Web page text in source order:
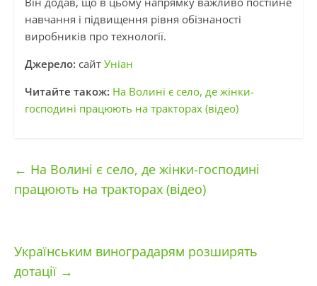
навчання і підвищення рівня обізнаності
виробників про технології.
Джерело: сайт Уніан
Читайте також: На Волині є село, де жінки-
господині працюють на тракторах (відео)
← На Волині є село, де жінки-господині
працюють на тракторах (відео)
Українським виноградарям розширять
дотації →